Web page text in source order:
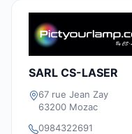
SARL CS-LASER
67 rue Jean Zay
63200 Mozac
0984322691